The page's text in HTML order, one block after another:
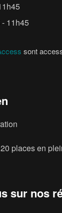
11h45
sont
places en
sur nos